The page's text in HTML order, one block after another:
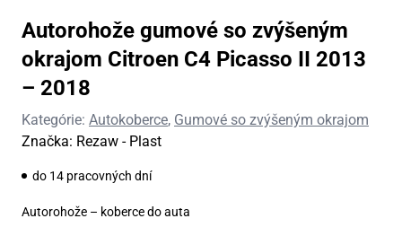
Autorohože gumové so zvýšeným
okrajom Citroen C4 Picasso II 2013
– 2018
Kategórie: Autokoberce, Gumové so zvýšeným okrajom
Značka: Rezaw - Plast
do 14 pracovných dní
Autorohože – koberce do auta